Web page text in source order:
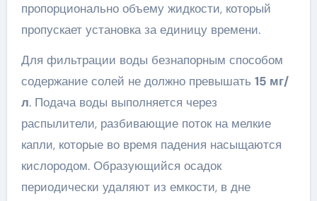
пропорционально объему жидкости, который
пропускает установка за единицу времени.
Для фильтрации воды безнапорным способом
содержание солей не должно превышать 15 мг/
л. Подача воды выполняется через
распылители, разбивающие поток на мелкие
капли, которые во время падения насыщаются
кислородом. Образующийся осадок
периодически удаляют из емкости, в дне